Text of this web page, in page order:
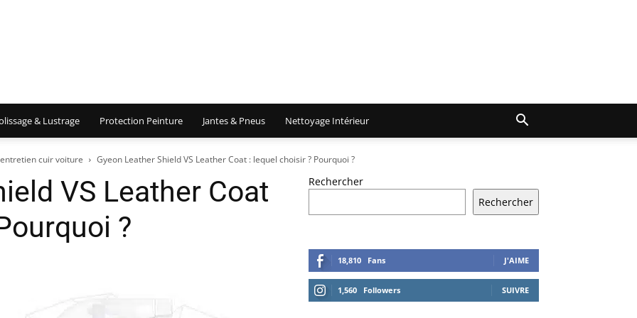
& Lustrage Protection Peinture Jantes & Pneus Nettoyage Intérieur
cuir voiture Gyeon Leather Shield VS Leather Coat : lequel choisir ? Pourquoi ?
VS Leather Coat
?
Rechercher
Rechercher
18,810 Fans J'AIME
1,560 Followers SUIVRE